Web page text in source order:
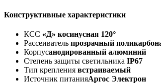
Конструктивные характеристики
КСС «Д» косинусная 120°
Рассеиватель прозрачный
Корпусанодированный алюминий
Степень защиты светильника IP67
Тип крепления встраиваемый
Источник питанияАргос Электрон